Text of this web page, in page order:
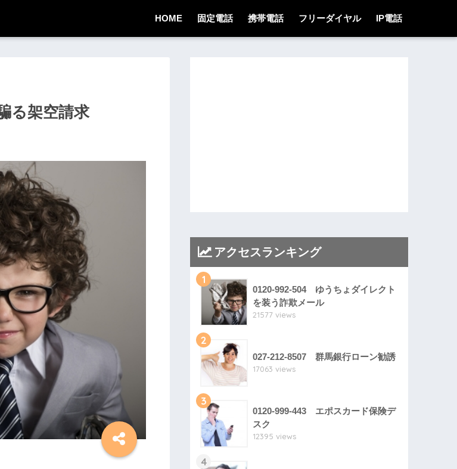
HOME 固定電話 携帯電話 フリーダイヤル IP電話
る架空請求
アクセスランキング
1
0120-992-504 ゆうちょダイレクト
を装う詐欺メール
21577 views
2
027-212-8507 群馬銀行ローン勧誘
17063 views
3
0120-999-443 エポスカード保険デ
スク
12395 views
4